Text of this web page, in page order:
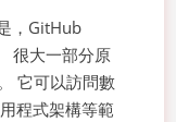
，GitHub
很大一部分原
它可以訪問數
程式架構等範